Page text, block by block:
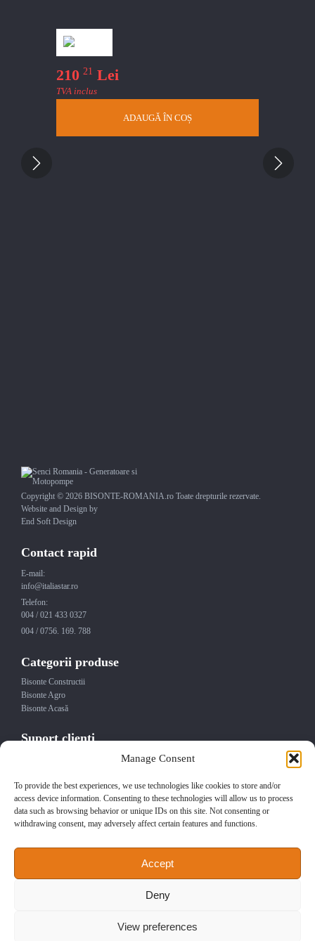
Manage Consent
To provide the best experiences, we use technologies like cookies to store and/or
access device information. Consenting to these technologies will allow us to process
data such as browsing behavior or unique IDs on this site. Not consenting or
withdrawing consent, may adversely affect certain features and functions.
Accept
Deny
View preferences
210 21 Lei
TVA inclus
ADAUGĂ ÎN COȘ
Copyright © 2026 BISONTE-ROMANIA.ro Toate drepturile rezervate.
Website and Design by
End Soft Design
Contact rapid
E-mail:
info@italiastar.ro
Telefon:
004 / 021 433 0327
004 / 0756. 169. 788
Categorii produse
Bisonte Constructii
Bisonte Agro
Bisonte Acasă
Suport clienti
Termeni si conditii
Garantia produselor
Politica de confidentialitate
Politica de returnare